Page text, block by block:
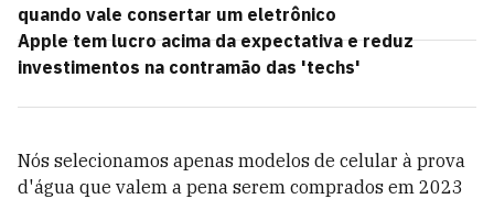
quando vale consertar um eletrônico
Apple tem lucro acima da expectativa e reduz
investimentos na contramão das 'techs'
Nós selecionamos apenas modelos de celular à prova
d'água que valem a pena serem comprados em 2023